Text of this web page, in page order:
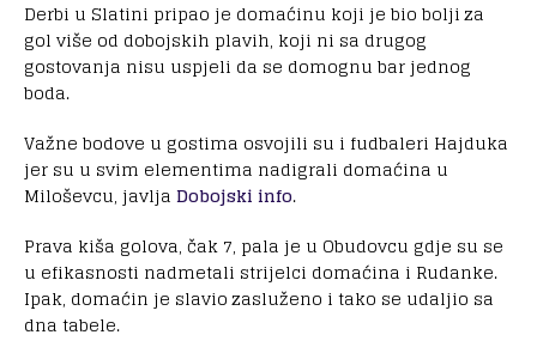
Derbi u Slatini pripao je domaćinu koji je bio bolji za
gol više od dobojskih plavih, koji ni sa drugog
gostovanja nisu uspjeli da se domognu bar jednog
boda.
Važne bodove u gostima osvojili su i fudbaleri Hajduka
jer su u svim elementima nadigrali domaćina u
Miloševcu, javlja Dobojski info.
Prava kiša golova, čak 7, pala je u Obudovcu gdje su se
u efikasnosti nadmetali strijelci domaćina i Rudanke.
Ipak, domaćin je slavio zasluženo i tako se udaljio sa
dna tabele.